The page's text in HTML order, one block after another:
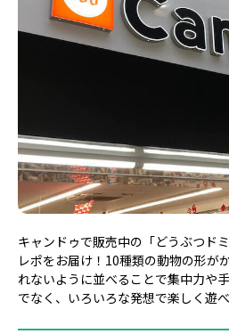
キャンドゥで販売中の「どうぶつド
レポをお届け！10種類の動物の形が
れないように並べることで集中力や
でなく、いろいろな発想で楽しく遊べ